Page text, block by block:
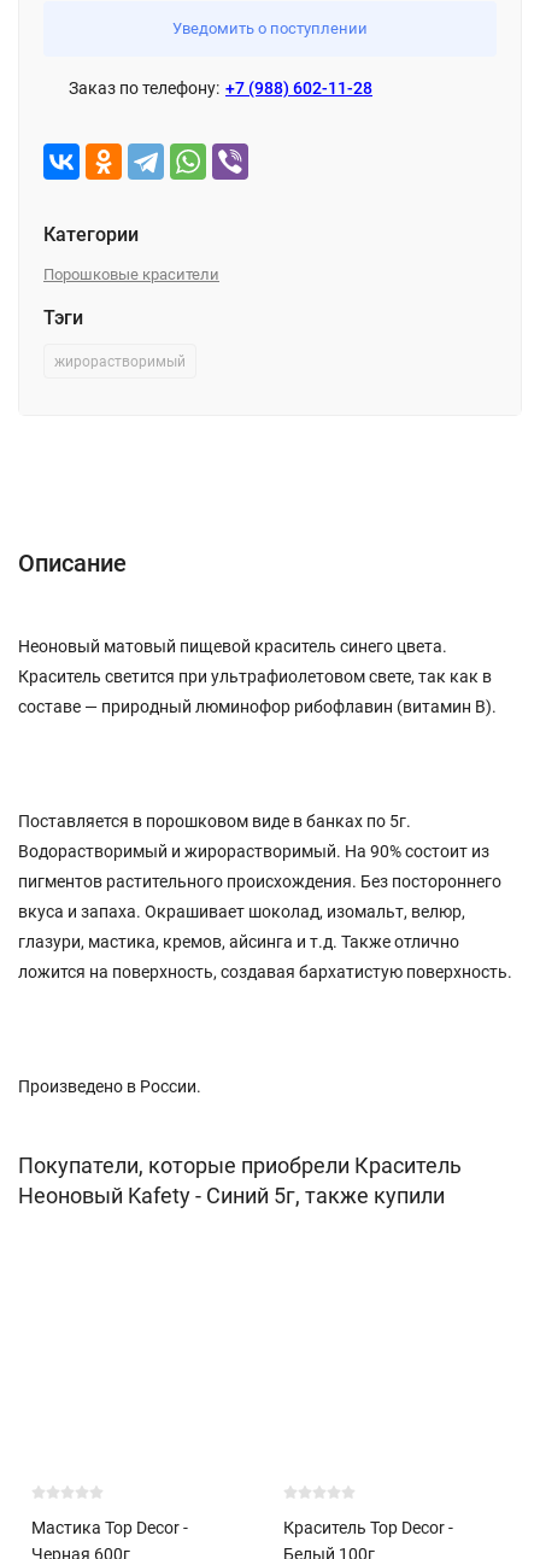
Уведомить о поступлении
Заказ по телефону: +7 (988) 602-11-28
Категории
Порошковые красители
Тэги
жирорастворимый
Описание
Неоновый матовый пищевой краситель синего цвета.
Краситель светится при ультрафиолетовом свете, так как в
составе — природный люминофор рибофлавин (витамин В).
Поставляется в порошковом виде в банках по 5г.
Водорастворимый и жирорастворимый. На 90% состоит из
пигментов растительного происхождения. Без постороннего
вкуса и запаха. Окрашивает шоколад, изомальт, велюр,
глазури, мастика, кремов, айсинга и т.д. Также отлично
ложится на поверхность, создавая бархатистую поверхность.
Произведено в России.
Покупатели, которые приобрели Краситель
Неоновый Kafety - Синий 5г, также купили
Мастика Top Decor -
Черная 600г
Краситель Top Decor -
Белый 100г